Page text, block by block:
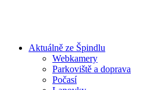
Aktuálně ze Špindlu
Webkamery
Parkoviště a doprava
Počasí